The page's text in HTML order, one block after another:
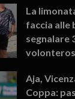
La
faccia alle
segnalare
Aja,
Coppa: